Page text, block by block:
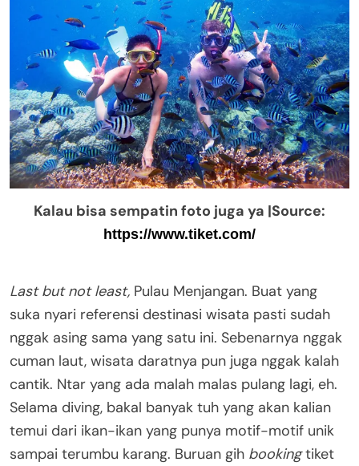
Kalau bisa sempatin foto juga ya |Source:
https://www.tiket.com/
Last but not least, Pulau Menjangan. Buat yang
suka nyari referensi destinasi wisata pasti sudah
nggak asing sama yang satu ini. Sebenarnya nggak
cuman laut, wisata daratnya pun juga nggak kalah
cantik. Ntar yang ada malah malas pulang lagi, eh.
Selama diving, bakal banyak tuh yang akan kalian
temui dari ikan-ikan yang punya motif-motif unik
sampai terumbu karang. Buruan gih bookingtiket